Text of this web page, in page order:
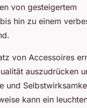
von gesteigertem
hin zu einem
von Accessoires
auszudrücken
und
kann ein